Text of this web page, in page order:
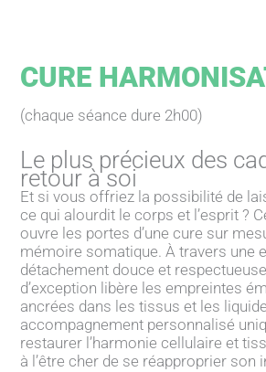
CURE
(chaque séance dure 2h00)
Le plus précieux des
retour à soi
Et si vous offriez la possibilité de
ce qui alourdit le corps et l’esprit ?
ouvre les portes d’une cure sur
mémoire somatique. À travers une
détachement douce et
d’exception libère les empreintes
ancrées dans les tissus et les
accompagnement personnalisé
restaurer l’harmonie cellulaire et
à l’être cher de se réapproprier son